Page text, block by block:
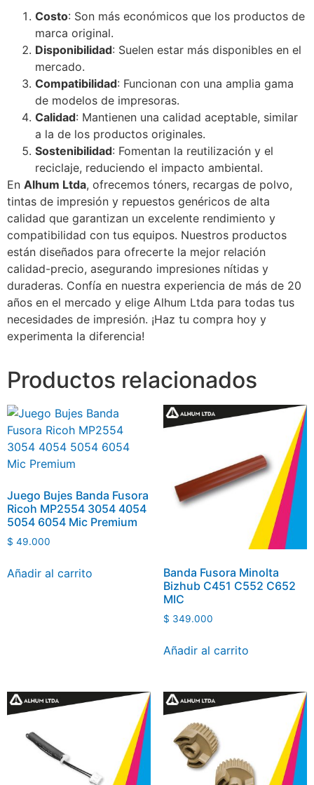
Costo: Son más económicos que los productos de
marca original.
Disponibilidad: Suelen estar más disponibles en el
mercado.
Compatibilidad: Funcionan con una amplia gama
de modelos de impresoras.
Calidad: Mantienen una calidad aceptable, similar
a la de los productos originales.
Sostenibilidad: Fomentan la reutilización y el
reciclaje, reduciendo el impacto ambiental.
En Alhum Ltda, ofrecemos tóners, recargas de polvo,
tintas de impresión y repuestos genéricos de alta
calidad que garantizan un excelente rendimiento y
compatibilidad con tus equipos. Nuestros productos
están diseñados para ofrecerte la mejor relación
calidad-precio, asegurando impresiones nítidas y
duraderas. Confía en nuestra experiencia de más de 20
años en el mercado y elige Alhum Ltda para todas tus
necesidades de impresión. ¡Haz tu compra hoy y
experimenta la diferencia!
Productos relacionados
Juego Bujes Banda Fusora
Ricoh MP2554 3054 4054
5054 6054 Mic Premium
$ 49.000
Añadir al carrito
Banda Fusora Minolta
Bizhub C451 C552 C652
MIC
$ 349.000
Añadir al carrito